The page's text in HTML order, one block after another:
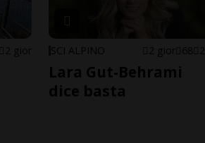
2 gior SCI ALPINO 2 gior 68
Lara Gut-Behrami
dice basta